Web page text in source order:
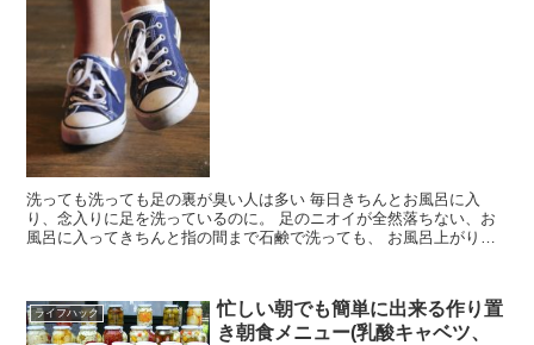
洗っても洗っても足の裏が臭い人は多い 毎日きちんとお風呂に入
り、念入りに足を洗っているのに。 足のニオイが全然落ちない、お
風呂に入ってきちんと指の間まで石鹸で洗っても、 お風呂上がりに
ライフハック
忙しい朝でも簡単に出来る作り置
き朝食メニュー(乳酸キャベツ、